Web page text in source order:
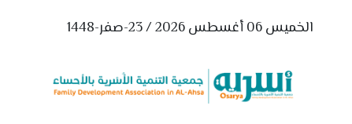
الخميس 06 أغسطس 2026 / 23-صفر-1448